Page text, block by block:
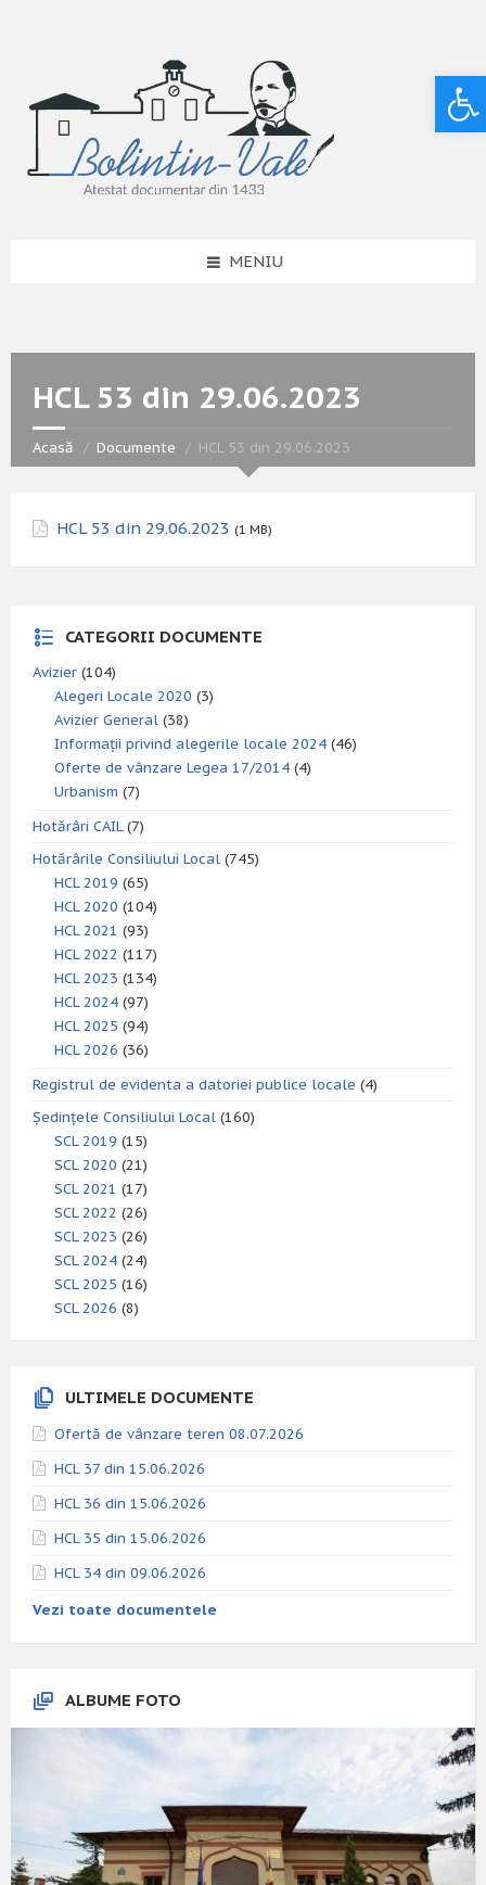
MENIU
HCL 53 din 29.06.2023
Acasă Documente HCL 53 din 29.06.2023
HCL 53 din 29.06.2023 (1 MB)
CATEGORII DOCUMENTE
Avizier (104)
Alegeri Locale 2020 (3)
Avizier General (38)
Informații privind alegerile locale 2024 (46)
Oferte de vânzare Legea 17/2014 (4)
Urbanism (7)
Hotărâri CAIL(7)
Hotărârile Consiliului Local (745)
HCL 2019 (65)
HCL 2020 (104)
HCL 2021 (93)
HCL 2022 (117)
HCL 2023 (134)
HCL 2024 (97)
HCL 2025 (94)
HCL 2026 (36)
Registrul de evidenta a datoriei publice locale (4)
Ședințele Consiliului Local (160)
SCL 2019 (15)
SCL 2020 (21)
SCL 2021 (17)
SCL 2022 (26)
SCL 2023 (26)
SCL 2024 (24)
SCL 2025 (16)
SCL 2026 (8)
ULTIMELE DOCUMENTE
Ofertă de vânzare teren 08.07.2026
HCL 37 din 15.06.2026
HCL 36 din 15.06.2026
HCL 35 din 15.06.2026
HCL 34 din 09.06.2026
Vezi toate documentele
ALBUME FOTO
Deschide bara de unelte